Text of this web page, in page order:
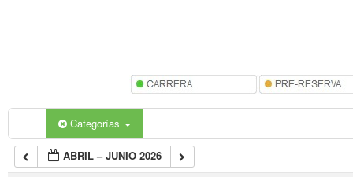
Categorías
ABRIL – JUNIO 2026